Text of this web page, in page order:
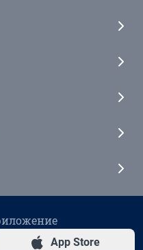
App Store